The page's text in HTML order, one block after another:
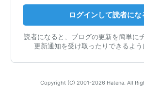
ログインして読者にな
読者になると、ブログの更新を簡単に
更新通知を受け取ったりできるよう
Copyright (C) 2001-2026 Hatena. All